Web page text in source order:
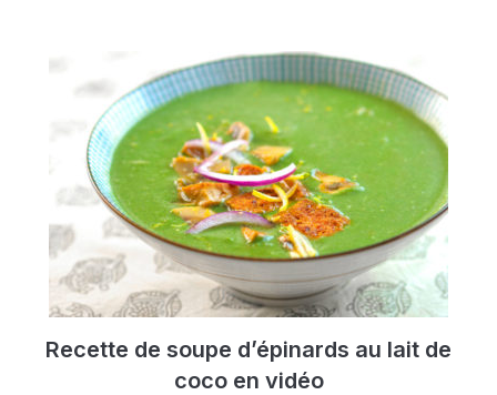
Recette de soupe d’épinards au lait de
coco en vidéo